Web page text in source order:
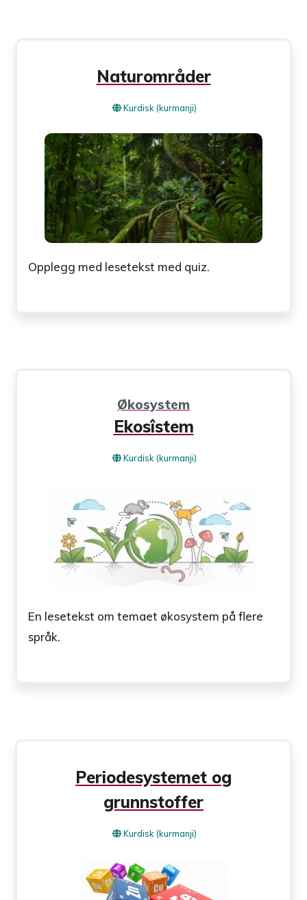
Naturområder
Kurdisk (kurmanji)
Opplegg med lesetekst med quiz.
Økosystem
Ekosîstem
Kurdisk (kurmanji)
En lesetekst om temaet økosystem på flere
språk.
Periodesystemet og
grunnstoffer
Kurdisk (kurmanji)